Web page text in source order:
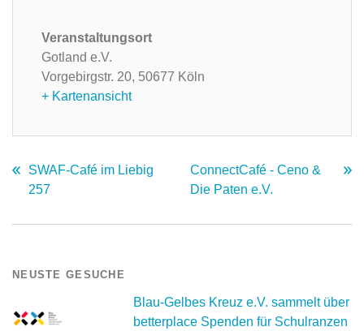
Veranstaltungsort
Gotland e.V.
Vorgebirgstr. 20, 50677 Köln
+ Kartenansicht
SWAF-Café im Liebig
257
ConnectCafé - Ceno &
Die Paten e.V.
NEUSTE GESUCHE
Blau-Gelbes Kreuz e.V. sammelt über
betterplace Spenden für Schulranzen